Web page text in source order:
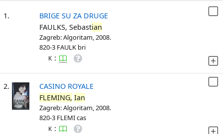
1.
BRIGE SU ZA DRUGE
FAULKS, Sebastian
Zagreb: Algoritam, 2008.
820-3 FAULK bri
K :
2.
CASINO ROYALE
FLEMING, Ian
Zagreb: Algoritam, 2008.
820-3 FLEMI cas
K :